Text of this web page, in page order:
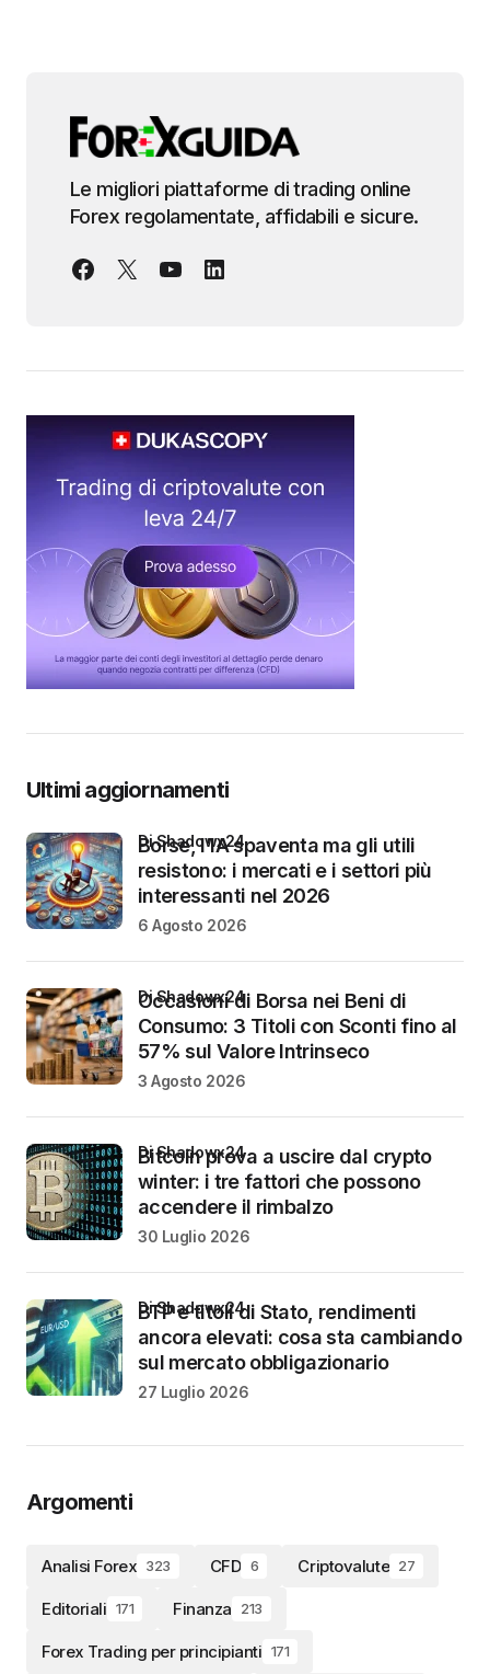
Le migliori piattaforme di trading online
Forex regolamentate, affidabili e sicure.
Ultimi aggiornamenti
Borse, l’IA spaventa ma gli utili
resistono: i mercati e i settori più
interessanti nel 2026
di Shadowx24
6 Agosto 2026
Occasioni di Borsa nei Beni di
Consumo: 3 Titoli con Sconti fino al
57% sul Valore Intrinseco
di Shadowx24
3 Agosto 2026
Bitcoin prova a uscire dal crypto
winter: i tre fattori che possono
accendere il rimbalzo
di Shadowx24
30 Luglio 2026
BTP e titoli di Stato, rendimenti
ancora elevati: cosa sta cambiando
sul mercato obbligazionario
di Shadowx24
27 Luglio 2026
Argomenti
Analisi Forex 323 CFD 6 Criptovalute 27
Editoriali 171 Finanza 213
Forex Trading per principianti 171